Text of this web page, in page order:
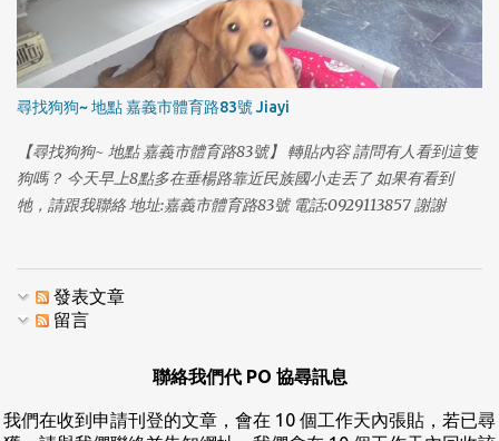
尋找狗狗~ 地點 嘉義市體育路83號 Jiayi
【尋找狗狗~ 地點 嘉義市體育路83號】 轉貼內容 請問有人看到這隻
狗嗎？ 今天早上8點多在垂楊路靠近民族國小走丟了 如果有看到
牠，請跟我聯絡 地址:嘉義市體育路83號 電話:0929113857 謝謝
發表文章
留言
聯絡我們代 PO 協尋訊息
我們在收到申請刊登的文章，會在 10 個工作天內張貼，若已尋